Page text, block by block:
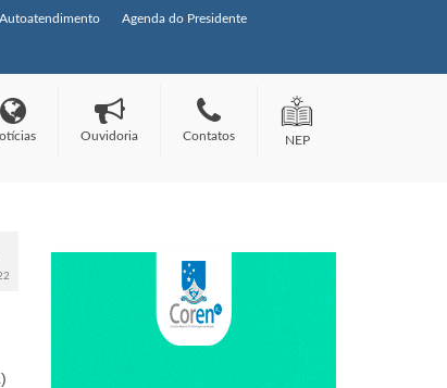
Autoatendimento Agenda do Presidente
Ouvidoria Contatos NEP